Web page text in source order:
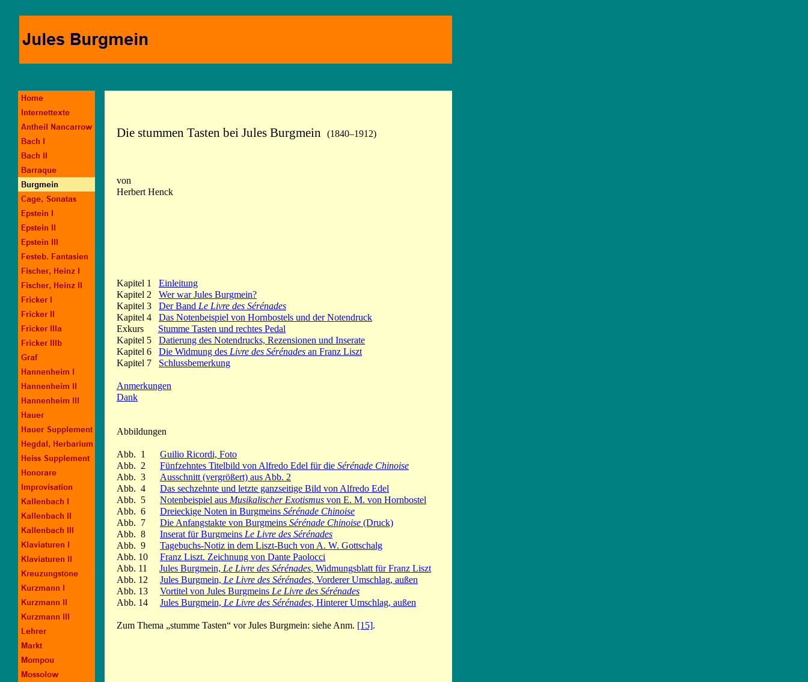
Die stummen Tasten bei Jules Burgmein (1840–1912)
von
Herbert Henck
Kapitel 1 Einleitung
Kapitel 2 Wer war Jules Burgmein?
Kapitel 3 Der Band Le Livre des Sérénades
Kapitel 4 Das Notenbeispiel von Hornbostels und der Notendruck
Exkurs Stumme Tasten und rechtes Pedal
Kapitel 5 Datierung des Notendrucks, Rezensionen und Inserate
Kapitel 6 Die Widmung des Livre des Sérénades an Franz Liszt
Kapitel 7 Schlussbemerkung
Anmerkungen
Dank
Abbildungen
Abb. 1 Guilio Ricordi, Foto
Abb. 2 Fünfzehntes Titelbild von Alfredo Edel für die Sérénade Chinoise
Abb. 3 Ausschnitt (vergrößert) aus Abb. 2
Abb. 4 Das sechzehnte und letzte ganzseitige Bild von Alfredo Edel
Abb. 5 Notenbeispiel aus Musikalischer Exotismus von E. M. von Hornbostel
Abb. 6 Dreieckige Noten in Burgmeins Sérénade Chinoise
Abb. 7 Die Anfangstakte von Burgmeins Sérénade Chinoise (Druck)
Abb. 8 Inserat für Burgmeins Le Livre des Sérénades
Abb. 9 Tagebuchs-Notiz in dem Liszt-Buch von A. W. Gottschalg
Abb. 10 Franz Liszt. Zeichnung von Dante Paolocci
Abb. 11 Jules Burgmein, Le Livre des Sérénades, Widmungsblatt für Franz Liszt
Abb. 12 Jules Burgmein, Le Livre des Sérénades, Vorderer Umschlag, außen
Abb. 13 Vortitel von Jules Burgmeins Le Livre des Sérénades
Abb. 14 Jules Burgmein, Le Livre des Sérénades, Hinterer Umschlag, außen
Zum Thema „stumme Tasten“ vor Jules Burgmein: siehe Anm. [15].